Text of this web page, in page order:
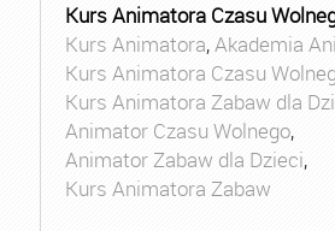
Kurs Animatora Czasu
Kurs Animatora,Akademia
Kurs Animatora Czasu
Kurs Animatora Zabaw dla
Animator Czasu Wolnego,
Animator Zabaw dla Dzieci,
Kurs Animatora Zabaw